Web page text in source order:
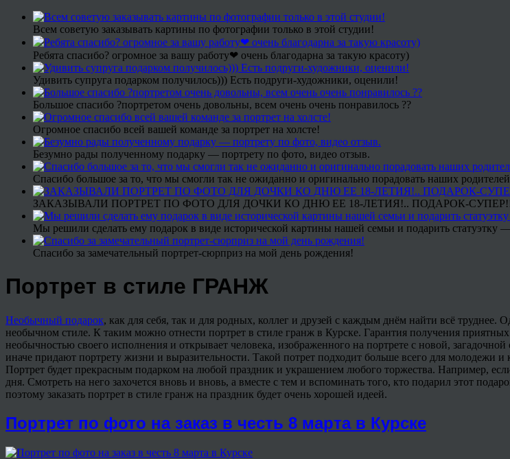
Всем советую заказывать картины по фотографии только в этой студии!
Ребята спасибо? огромное за вашу работу❤ очень благодарна за такую красоту)
Удивить супруга подарком получилось))) Есть подруги-художники, оценили!
Большое спасибо ?портретом очень довольны, всем очень очень понравилось ??
Огромное спасибо всей вашей команде за портрет на холсте!
Безумно рады полученному подарку — портрету по фото, видео отзыв.
Спасибо большое за то, что мы смогли так не ожиданно и оригинально порадовать наших
ЗАКАЗЫВАЛИ ПОРТРЕТ ПО ФОТО ДЛЯ ДОЧКИ КО ДНЮ ЕЕ 18-ЛЕТИЯ!.. ПОДАРОК-
Мы решили сделать ему подарок в виде исторической картины нашей семьи и подарить
Спасибо за замечательный портрет-сюрприз на мой день рождения!
Портрет в стиле ГРАНЖ
Необычный подарок, как для себя, так и для родных, коллег и друзей с каждым днём найти всё труднее.
необычном стиле. К таким можно отнести портрет в стиле гранж в Курске. Гарантия получения
необычностью своего исполнения и открывает человека, изображенного на портрете с новой,
иначе придают портрету жизни и выразительности. Такой потрет подходит больше всего для молодежи и
Портрет будет прекрасным подарком на любой праздник и украшением любого торжества. Например, если
дня. Смотреть на него захочется вновь и вновь, а вместе с тем и вспоминать того, кто подарил этот
поэтому заказать портрет в стиле гранж на праздник будет очень хорошей идеей.
Портрет по фото на заказ в честь 8 марта в Курске